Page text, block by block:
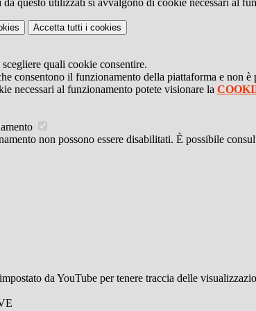
questo utilizzati si avvalgono di cookie necessari al
Accetta tutti i cookies
quali cookie consentire.
consentono il funzionamento della piattaforma e non
necessari al funzionamento potete visionare la
non possono essere disabilitati. È possibile
da YouTube per tenere traccia delle